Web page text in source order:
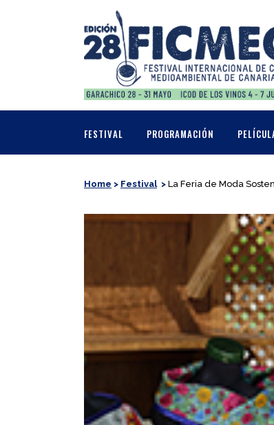
FESTIVAL PROGRAMACIÓN
Home > Festival > La Feria de Moda